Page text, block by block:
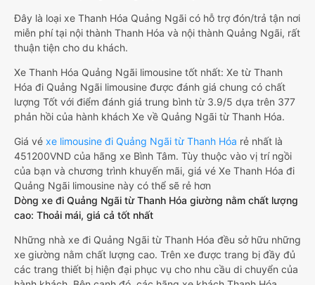
Đây là loại xe Thanh Hóa Quảng Ngãi có hỗ trợ đón/trả tận nơi
miễn phí tại nội thành Thanh Hóa và nội thành Quảng Ngãi, rất
thuận tiện cho du khách.
Xe Thanh Hóa Quảng Ngãi limousine tốt nhất: Xe từ Thanh
Hóa đi Quảng Ngãi limousine được đánh giá chung có chất
lượng Tốt với điểm đánh giá trung bình từ 3.9/5 dựa trên 377
phản hồi của hành khách Xe về Quảng Ngãi từ Thanh Hóa.
Giá vé xe limousine đi Quảng Ngãi từ Thanh Hóa rẻ nhất là
451200VND của hãng xe Bình Tâm. Tùy thuộc vào vị trí ngồi
của bạn và chương trình khuyến mãi, giá vé Xe Thanh Hóa đi
Quảng Ngãi limousine này có thể sẽ rẻ hơn
Dòng xe đi Quảng Ngãi từ Thanh Hóa giường nằm chất lượng
cao: Thoải mái, giá cả tốt nhất
Những nhà xe đi Quảng Ngãi từ Thanh Hóa đều sở hữu những
xe giường nằm chất lượng cao. Trên xe được trang bị đầy đủ
các trang thiết bị hiện đại phục vụ cho nhu cầu di chuyển của